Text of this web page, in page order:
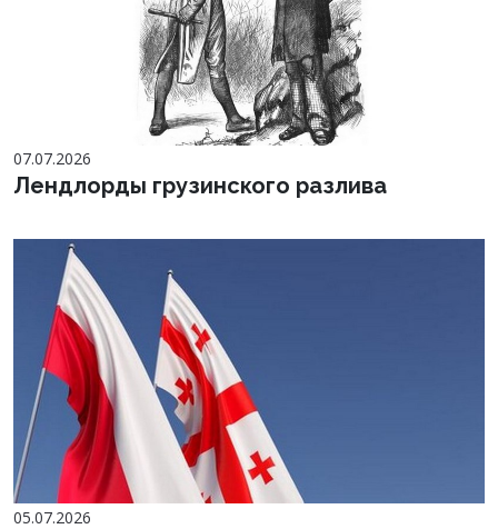
07.07.2026
Лендлорды грузинского разлива
05.07.2026